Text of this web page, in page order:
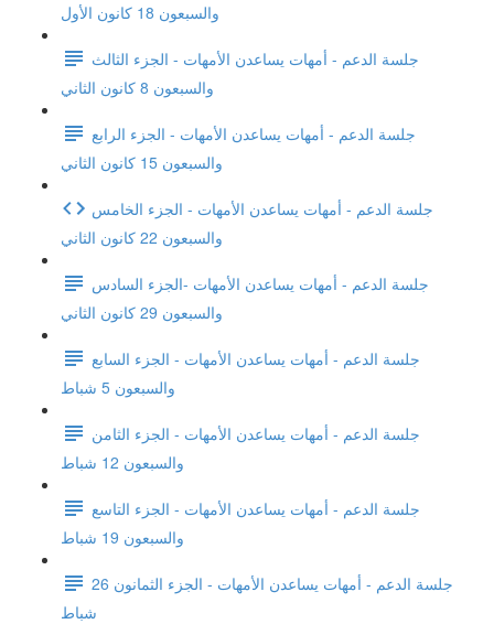
والسبعون 18 كانون الأول
جلسة الدعم - أمهات يساعدن الأمهات - الجزء الثالث
والسبعون 8 كانون الثاني
جلسة الدعم - أمهات يساعدن الأمهات - الجزء الرابع
والسبعون 15 كانون الثاني
جلسة الدعم - أمهات يساعدن الأمهات - الجزء الخامس
والسبعون 22 كانون الثاني
جلسة الدعم - أمهات يساعدن الأمهات -الجزء السادس
والسبعون 29 كانون الثاني
جلسة الدعم - أمهات يساعدن الأمهات - الجزء السابع
والسبعون 5 شباط
جلسة الدعم - أمهات يساعدن الأمهات - الجزء الثامن
والسبعون 12 شباط
جلسة الدعم - أمهات يساعدن الأمهات - الجزء التاسع
والسبعون 19 شباط
جلسة الدعم - أمهات يساعدن الأمهات - الجزء الثمانون 26
شباط